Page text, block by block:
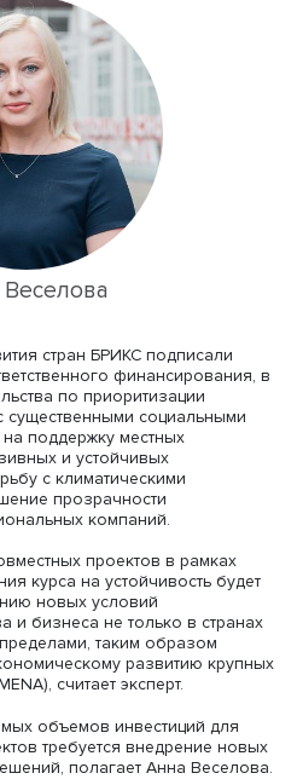
сокращению выбросов СО2 к
«И я уверен, что мы выполним
по нулевому чистому
Алексей Кечко.
прошедшего в
члены БРИКС подтвердили
устойчивого развития и
по данному
HSE Daily Анна Веселова,
устойчивым развитием
руководитель программы
развитием компании
Веселова
стран БРИКС